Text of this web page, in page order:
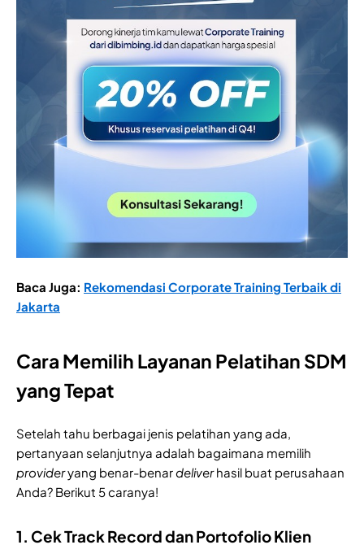
Baca Juga: Rekomendasi Corporate Training Terbaik di
Jakarta
Cara Memilih Layanan Pelatihan SDM
yang Tepat
Setelah tahu berbagai jenis pelatihan yang ada,
pertanyaan selanjutnya adalah bagaimana memilih
provideryang benar-benardeliverhasil buat perusahaan
Anda? Berikut 5 caranya!
1. Cek Track Record dan Portofolio Klien